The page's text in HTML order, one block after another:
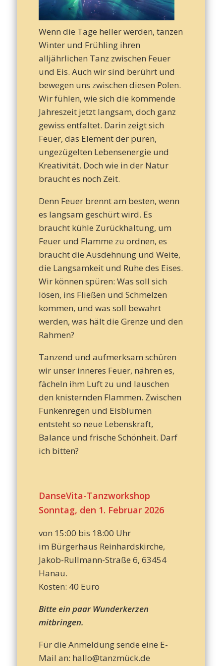
Wenn die Tage heller werden, tanzen
Winter und Frühling ihren
alljährlichen Tanz zwischen Feuer
und Eis. Auch wir sind berührt und
bewegen uns zwischen diesen Polen.
Wir fühlen, wie sich die kommende
Jahreszeit jetzt langsam, doch ganz
gewiss entfaltet. Darin zeigt sich
Feuer, das Element der puren,
ungezügelten Lebensenergie und
Kreativität. Doch wie in der Natur
braucht es noch Zeit.
Denn Feuer brennt am besten, wenn
es langsam geschürt wird. Es
braucht kühle Zurückhaltung, um
Feuer und Flamme zu ordnen, es
braucht die Ausdehnung und Weite,
die Langsamkeit und Ruhe des Eises.
Wir können spüren: Was soll sich
lösen, ins Fließen und Schmelzen
kommen, und was soll bewahrt
werden, was hält die Grenze und den
Rahmen?
Tanzend und aufmerksam schüren
wir unser inneres Feuer, nähren es,
fächeln ihm Luft zu und lauschen
den knisternden Flammen. Zwischen
Funkenregen und Eisblumen
entsteht so neue Lebenskraft,
Balance und frische Schönheit. Darf
ich bitten?
DanseVita-Tanzworkshop
Sonntag, den 1. Februar 2026
von 15:00 bis 18:00 Uhr
im Bürgerhaus Reinhardskirche,
Jakob-Rullmann-Straße 6, 63454
Hanau.
Kosten: 40 Euro
Bitte ein paar Wunderkerzen
mitbringen.
Für die Anmeldung sende eine E-
Mail an: hallo@tanzmück.de